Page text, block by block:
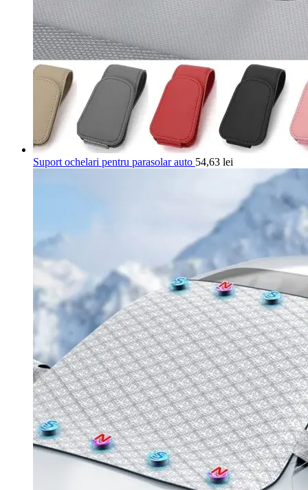
Suport ochelari pentru parasolar auto 54,63 lei